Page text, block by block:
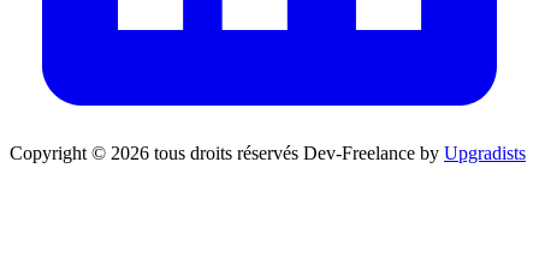
Copyright © 2026 tous droits réservés Dev-Freelance by Upgradists